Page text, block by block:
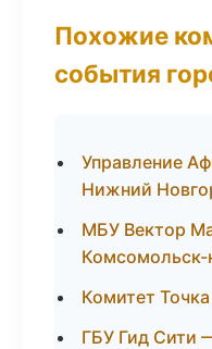
Похожие
события
Управление
Нижний
МБУ Вектор
Комитет
ГБУ Гид Сити